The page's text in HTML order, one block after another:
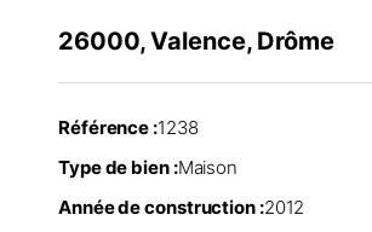
26000, Valence, Drôme
Référence :1238
Type de bien :Maison
Année de construction :2012